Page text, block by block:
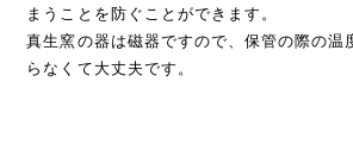
まうことを防ぐことができます。
真生窯の器は磁器ですので、保管の際の温
らなくて大丈夫です。